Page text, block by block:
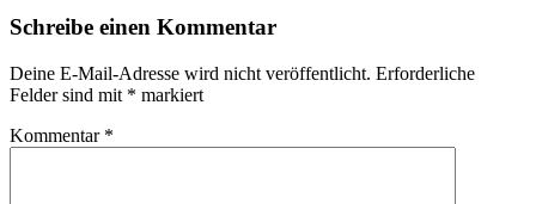
Schreibe einen Kommentar
Deine E-Mail-Adresse wird nicht veröffentlicht. Erforderliche
Felder sind mit * markiert
Kommentar *